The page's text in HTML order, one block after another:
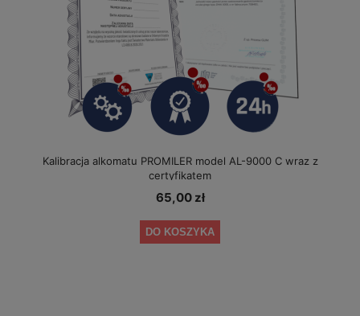
Kalibracja alkomatu PROMILER model AL-9000 C wraz z
certyfikatem
65,00 zł
DO KOSZYKA